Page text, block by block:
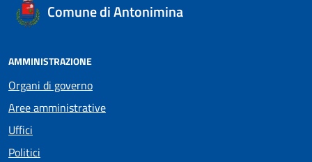
Comune di Antonimina
AMMINISTRAZIONE
Organi di governo
Aree amministrative
Uffici
Politici